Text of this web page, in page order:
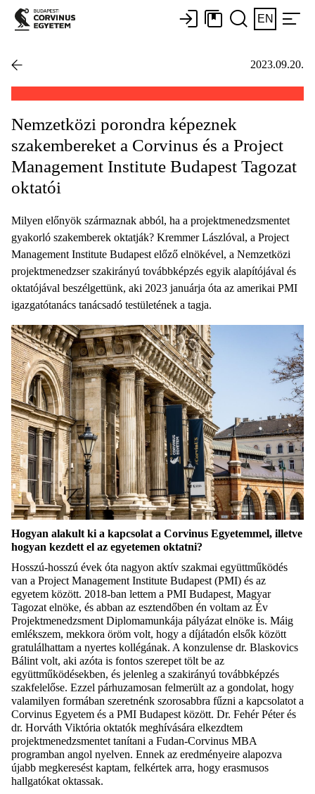
EN
2023.09.20.
Nemzetközi porondra képeznek
szakembereket a Corvinus és a Project
Management Institute Budapest Tagozat
oktatói
Milyen előnyök származnak abból, ha a projektmenedzsmentet
gyakorló szakemberek oktatják? Kremmer Lászlóval, a Project
Management Institute Budapest előző elnökével, a Nemzetközi
projektmenedzser szakirányú továbbképzés egyik alapítójával és
oktatójával beszélgettünk, aki 2023 januárja óta az amerikai PMI
igazgatótanács tanácsadó testületének a tagja.
Hogyan alakult ki a kapcsolat a Corvinus Egyetemmel, illetve
hogyan kezdett el az egyetemen oktatni?
Hosszú-hosszú évek óta nagyon aktív szakmai együttműködés
van a Project Management Institute Budapest (PMI) és az
egyetem között. 2018-ban lettem a PMI Budapest, Magyar
Tagozat elnöke, és abban az esztendőben én voltam az Év
Projektmenedzsment Diplomamunkája pályázat elnöke is. Máig
emlékszem, mekkora öröm volt, hogy a díjátadón elsők között
gratulálhattam a nyertes kollégának. A konzulense dr. Blaskovics
Bálint volt, aki azóta is fontos szerepet tölt be az
együttműködésekben, és jelenleg a szakirányú továbbképzés
szakfelelőse. Ezzel párhuzamosan felmerült az a gondolat, hogy
valamilyen formában szeretnénk szorosabbra fűzni a kapcsolatot a
Corvinus Egyetem és a PMI Budapest között. Dr. Fehér Péter és
dr. Horváth Viktória oktatók meghívására elkezdtem
projektmenedzsmentet tanítani a Fudan-Corvinus MBA
programban angol nyelven. Ennek az eredményeire alapozva
újabb megkeresést kaptam, felkértek arra, hogy erasmusos
hallgatókat oktassak.